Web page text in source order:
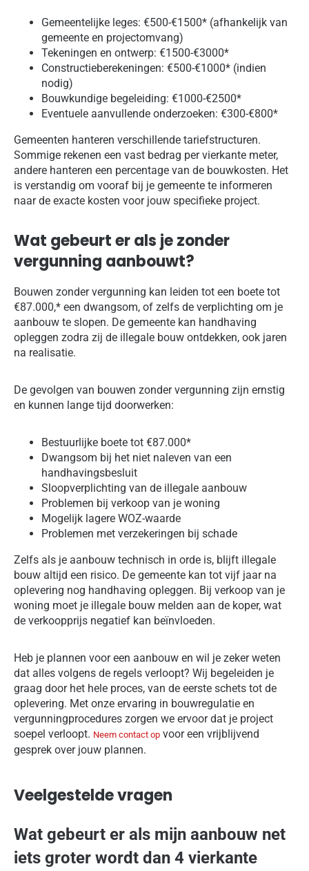
Gemeentelijke leges: €500-€1500* (afhankelijk van
gemeente en projectomvang)
Tekeningen en ontwerp: €1500-€3000*
Constructieberekeningen: €500-€1000* (indien
nodig)
Bouwkundige begeleiding: €1000-€2500*
Eventuele aanvullende onderzoeken: €300-€800*
Gemeenten hanteren verschillende tariefstructuren.
Sommige rekenen een vast bedrag per vierkante meter,
andere hanteren een percentage van de bouwkosten. Het
is verstandig om vooraf bij je gemeente te informeren
naar de exacte kosten voor jouw specifieke project.
Wat gebeurt er als je zonder
vergunning aanbouwt?
Bouwen zonder vergunning kan leiden tot een boete tot
€87.000,* een dwangsom, of zelfs de verplichting om je
aanbouw te slopen. De gemeente kan handhaving
opleggen zodra zij de illegale bouw ontdekken, ook jaren
na realisatie.
De gevolgen van bouwen zonder vergunning zijn ernstig
en kunnen lange tijd doorwerken:
Bestuurlijke boete tot €87.000*
Dwangsom bij het niet naleven van een
handhavingsbesluit
Sloopverplichting van de illegale aanbouw
Problemen bij verkoop van je woning
Mogelijk lagere WOZ-waarde
Problemen met verzekeringen bij schade
Zelfs als je aanbouw technisch in orde is, blijft illegale
bouw altijd een risico. De gemeente kan tot vijf jaar na
oplevering nog handhaving opleggen. Bij verkoop van je
woning moet je illegale bouw melden aan de koper, wat
de verkoopprijs negatief kan beïnvloeden.
Heb je plannen voor een aanbouw en wil je zeker weten
dat alles volgens de regels verloopt? Wij begeleiden je
graag door het hele proces, van de eerste schets tot de
oplevering. Met onze ervaring in bouwregulatie en
vergunningprocedures zorgen we ervoor dat je project
soepel verloopt. Neem contact op voor een vrijblijvend
gesprek over jouw plannen.
Veelgestelde vragen
Wat gebeurt er als mijn aanbouw net
iets groter wordt dan 4 vierkante